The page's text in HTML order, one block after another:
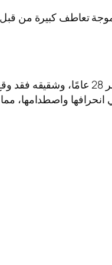
موجة تعاطف كبيرة من
لقد انتشر خبر وفاة دييغو جوتا لاعب ليفربول اليوم الموافق في الخميس 3
واصطدامها، مما